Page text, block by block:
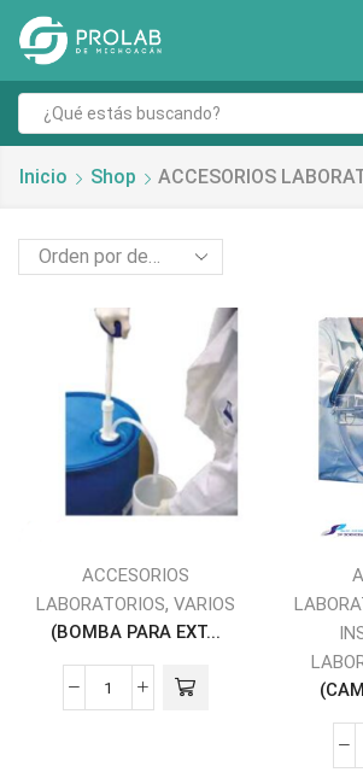
Inicio Shop ACCESORIOS
ACCESORIOS
LABORATORIOS, VARIOS
(BOMBA PARA EXT...